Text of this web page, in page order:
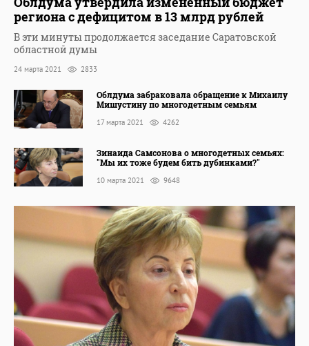
региона с дефицитом в 13 млрд рублей
В эти минуты продолжается заседание Саратовской
областной думы
24 марта 2021 2833
Облдума забраковала обращение к Михаилу
Мишустину по многодетным семьям
17 марта 2021 4262
Зинаида Самсонова о многодетных семьях:
"Мы их тоже будем бить дубинками?"
10 марта 2021 9648